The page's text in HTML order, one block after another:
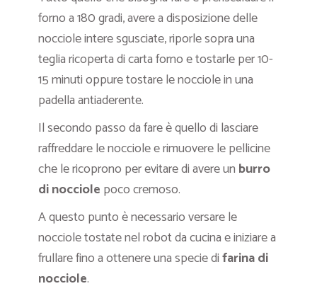
forno a 180 gradi, avere a disposizione delle
nocciole intere sgusciate, riporle sopra una
teglia ricoperta di carta forno e tostarle per 10-
15 minuti oppure tostare le nocciole in una
padella antiaderente.
Il secondo passo da fare è quello di lasciare
raffreddare le nocciole e rimuovere le pellicine
che le ricoprono per evitare di avere un burro
di nocciole poco cremoso.
A questo punto è necessario versare le
nocciole tostate nel robot da cucina e iniziare a
frullare fino a ottenere una specie difarina di
nocciole.